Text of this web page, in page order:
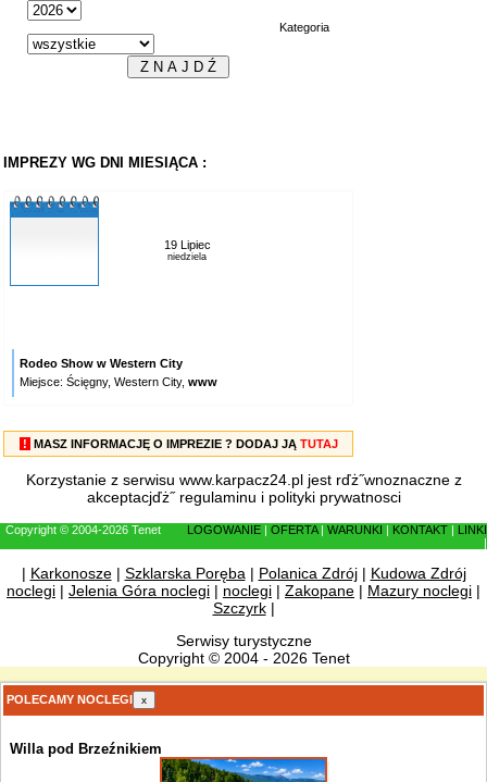
Kategoria
IMPREZY WG DNI MIESIĄCA :
19 Lipiec
niedziela
Rodeo Show w Western City
Miejsce: Ścięgny, Western City, www
! MASZ INFORMACJĘ O IMPREZIE ? DODAJ JĄ TUTAJ
Korzystanie z serwisu www.karpacz24.pl jest rďż˝wnoznaczne z
akceptacjďż˝ regulaminu i polityki prywatnosci
Copyright © 2004-2026 Tenet LOGOWANIE OFERTA| WARUNKI KONTAKT
LINKI
| Karkonosze| Szklarska Poręba| Polanica Zdrój| Kudowa Zdrój
noclegi | Jelenia Góra noclegi | noclegi | Zakopane | Mazury noclegi |
Szczyrk|
Serwisy turystyczne
Copyright © 2004 - 2026 Tenet
POLECAMY NOCLEGI x
Willa pod Brzeźnikiem